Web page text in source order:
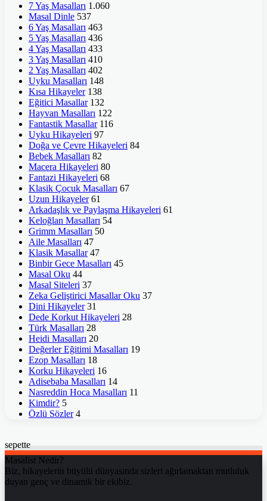
7 Yaş Masalları 1.060
Masal Dinle 537
6 Yaş Masalları 463
5 Yaş Masalları 436
4 Yaş Masalları 433
3 Yaş Masalları 410
2 Yaş Masalları 402
Uyku Masalları 148
Kısa Hikayeler 138
Eğitici Masallar 132
Hayvan Masalları 122
Fantastik Masallar 116
Uyku Hikayeleri 97
Doğa ve Çevre Hikayeleri 84
Bebek Masalları 82
Macera Hikayeleri 80
Fantazi Hikayeleri 68
Klasik Çocuk Masalları 67
Uzun Hikayeler 61
Arkadaşlık ve Paylaşma Hikayeleri 61
Keloğlan Masalları 54
Grimm Masalları 50
Aile Masalları 47
Klasik Masallar 47
Binbir Gece Masalları 45
Masal Oku 44
Masal Siteleri 37
Zeka Geliştirici Masallar Oku 37
Dini Hikayeler 31
Dede Korkut Hikayeleri 28
Türk Masalları 28
Heidi Masalları 20
Değerler Eğitimi Masalları 19
Ezop Masalları 18
Korku Hikayeleri 16
Adisebaba Masalları 14
Nasreddin Hoca Masalları 11
Kimdir? 5
Özlü Sözler 4
sepette
Masalist Nedir?
Biz, hikayelerin büyülü dünyasında sizleri ağırlamaktan mutluluk
duyan genç ve dinamik bir ekibiz.